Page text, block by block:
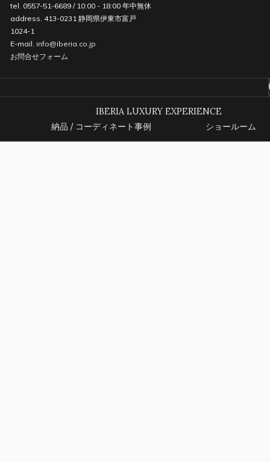
tel. 0557-51-6689 / 10:00 - 18:00 年中無休
address. 413-0231 静岡県伊東市富戸
1024-1
E-mail. info@iberia.co.jp
お問合せフォーム
IBERIA LUXURY EXPERIENCE
納品 / コーディネート事例
ショールーム